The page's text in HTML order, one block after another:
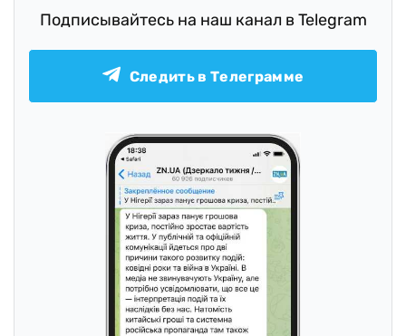
Подписывайтесь на наш канал в Telegram
Следить в Телеграмме